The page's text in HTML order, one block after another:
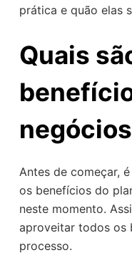
prática e quão elas
Quais
Antes de começar,
os benefícios do
neste momento.
aproveitar todos os
processo.